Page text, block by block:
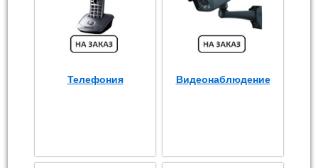
Телефония Видеонаблюдение